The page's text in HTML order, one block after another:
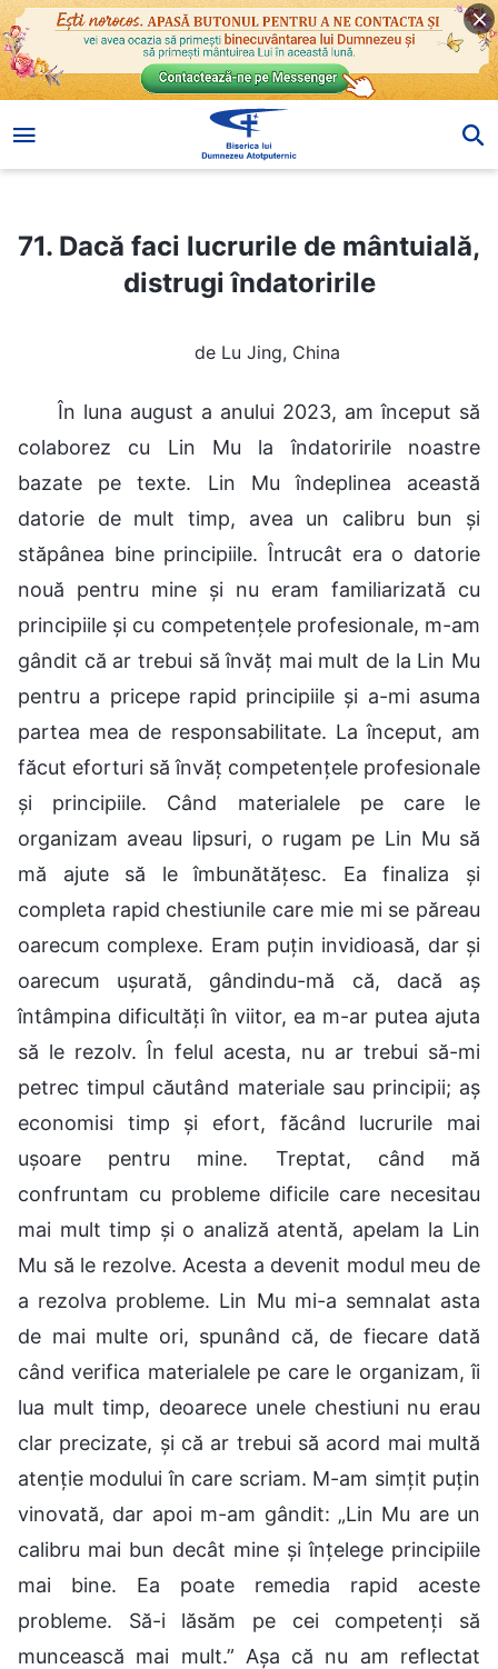
71. Dacă faci lucrurile de mântuială, distrugi îndatoririle
71. Dacă faci lucrurile de mântuială,
distrugi îndatoririle
de Lu Jing, China
În luna august a anului 2023, am început să
colaborez cu Lin Mu la îndatoririle noastre
bazate pe texte. Lin Mu îndeplinea această
datorie de mult timp, avea un calibru bun și
stăpânea bine principiile. Întrucât era o datorie
nouă pentru mine și nu eram familiarizată cu
principiile și cu competențele profesionale, m-am
gândit că ar trebui să învăț mai mult de la Lin Mu
pentru a pricepe rapid principiile și a-mi asuma
partea mea de responsabilitate. La început, am
făcut eforturi să învăț competențele profesionale
și principiile. Când materialele pe care le
organizam aveau lipsuri, o rugam pe Lin Mu să
mă ajute să le îmbunătățesc. Ea finaliza și
completa rapid chestiunile care mie mi se păreau
oarecum complexe. Eram puțin invidioasă, dar și
oarecum ușurată, gândindu-mă că, dacă aș
întâmpina dificultăți în viitor, ea m-ar putea ajuta
să le rezolv. În felul acesta, nu ar trebui să-mi
petrec timpul căutând materiale sau principii; aș
economisi timp și efort, făcând lucrurile mai
ușoare pentru mine. Treptat, când mă
confruntam cu probleme dificile care necesitau
mai mult timp și o analiză atentă, apelam la Lin
Mu să le rezolve. Acesta a devenit modul meu de
a rezolva probleme. Lin Mu mi-a semnalat asta
de mai multe ori, spunând că, de fiecare dată
când verifica materialele pe care le organizam, îi
lua mult timp, deoarece unele chestiuni nu erau
clar precizate, și că ar trebui să acord mai multă
atenție modului în care scriam. M-am simțit puțin
vinovată, dar apoi m-am gândit: „Lin Mu are un
calibru mai bun decât mine și înțelege principiile
mai bine. Ea poate remedia rapid aceste
probleme. Să-i lăsăm pe cei competenți să
muncească mai mult.” Așa că nu am reflectat